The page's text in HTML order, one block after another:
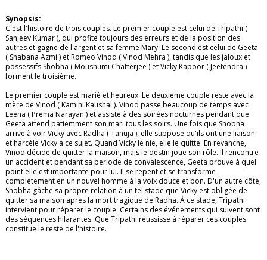
Synopsis:
C'est l'histoire de trois couples. Le premier couple est celui de Tripathi (
Sanjeev Kumar ), qui profite toujours des erreurs et de la position des
autres et gagne de l'argent et sa femme Mary. Le second est celui de Geeta
( Shabana Azmi ) et Romeo Vinod ( Vinod Mehra ), tandis que les jaloux et
possessifs Shobha ( Moushumi Chatterjee ) et Vicky Kapoor ( Jeetendra )
forment le troisième.
Le premier couple est marié et heureux. Le deuxième couple reste avec la
mère de Vinod ( Kamini Kaushal ). Vinod passe beaucoup de temps avec
Leena ( Prema Narayan ) et assiste à des soirées nocturnes pendant que
Geeta attend patiemment son mari tous les soirs. Une fois que Shobha
arrive à voir Vicky avec Radha ( Tanuja ), elle suppose qu'ils ont une liaison
et harcèle Vicky à ce sujet. Quand Vicky le nie, elle le quitte. En revanche,
Vinod décide de quitter la maison, mais le destin joue son rôle. Il rencontre
un accident et pendant sa période de convalescence, Geeta prouve à quel
point elle est importante pour lui. Il se repent et se transforme
complètement en un nouvel homme à la voix douce et bon. D'un autre côté,
Shobha gâche sa propre relation à un tel stade que Vicky est obligée de
quitter sa maison après la mort tragique de Radha. À ce stade, Tripathi
intervient pour réparer le couple. Certains des événements qui suivent sont
des séquences hilarantes. Que Tripathi réussisse à réparer ces couples
constitue le reste de l'histoire.